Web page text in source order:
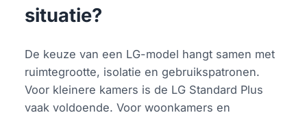
situatie?
De keuze van een LG-model hangt samen met
ruimtegrootte, isolatie en gebruikspatronen.
Voor kleinere kamers is de LG Standard Plus
vaak voldoende. Voor woonkamers en